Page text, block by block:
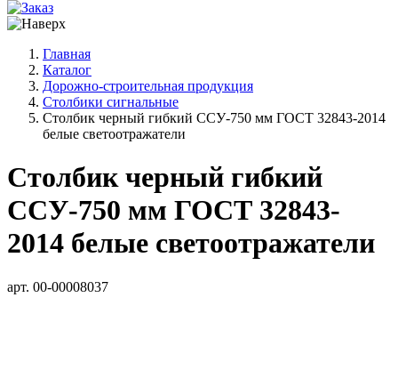
Главная
Каталог
Дорожно-строительная продукция
Столбики сигнальные
Столбик черный гибкий ССУ-750 мм ГОСТ 32843-2014
белые светоотражатели
Столбик черный гибкий
ССУ-750 мм ГОСТ 32843-
2014 белые светоотражатели
арт. 00-00008037